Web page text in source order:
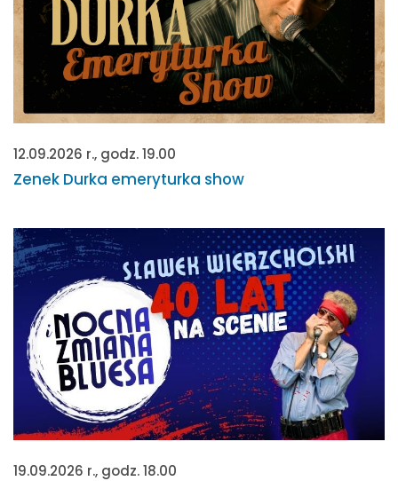
12.09.2026 r., godz. 19.00
Zenek Durka emeryturka show
19.09.2026 r., godz. 18.00